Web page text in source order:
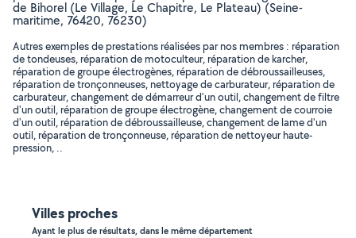
de Bihorel (Le Village, Le Chapitre, Le Plateau) (Seine-
maritime, 76420, 76230)
Autres exemples de prestations réalisées par nos membres : réparation
de tondeuses, réparation de motoculteur, réparation de karcher,
réparation de groupe électrogènes, réparation de débroussailleuses,
réparation de tronçonneuses, nettoyage de carburateur, réparation de
carburateur, changement de démarreur d'un outil, changement de filtre
d'un outil, réparation de groupe électrogène, changement de courroie
d'un outil, réparation de débroussailleuse, changement de lame d'un
outil, réparation de tronçonneuse, réparation de nettoyeur haute-
pression, ..
Villes proches
Ayant le plus de résultats, dans le même département